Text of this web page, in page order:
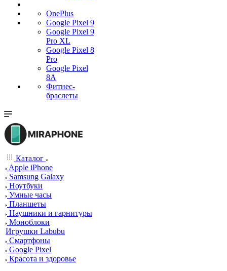
OnePlus
Google Pixel 9
Google Pixel 9
Pro XL
Google Pixel 8
Pro
Google Pixel
8A
Фитнес-
браслеты
Каталог
Apple iPhone
Samsung Galaxy
Ноутбуки
Умные часы
Планшеты
Наушники и гарнитуры
Моноблоки
Игрушки Labubu
Смартфоны
Google Pixel
Красота и здоровье